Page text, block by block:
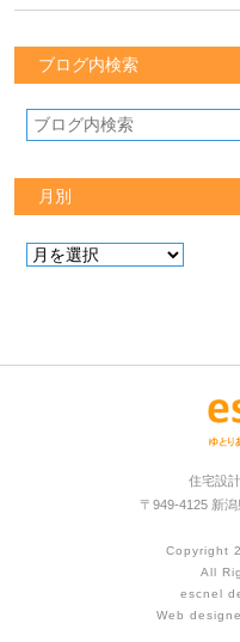
ブログ内検索
月別
住宅設
〒949-4125 新
Copyright
All
escnel
Web